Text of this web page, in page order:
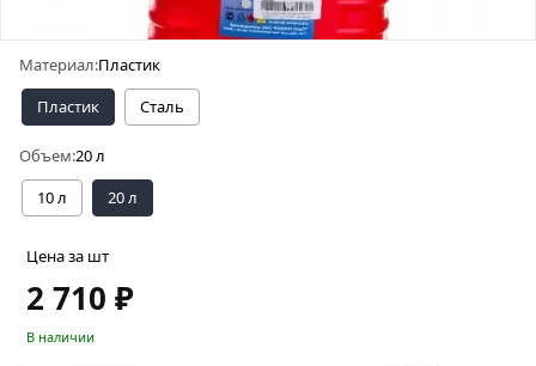
Материал:Пластик
Пластик
Сталь
Объем:20 л
10 л
20 л
Цена за шт
2 710 ₽
В наличии